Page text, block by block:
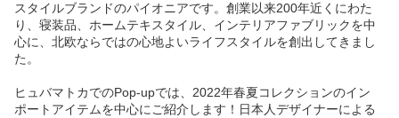
スタイルブランドのパイオニアです。創業以来200年近くにわた
り、寝装品、ホームテキスタイル、インテリアファブリックを中
心に、北欧ならではの心地よいライフスタイルを創出してきまし
た。
ヒュバマトカでのPop-upでは、2022年春夏コレクションのイン
ポートアイテムを中心にご紹介します！日本人デザイナーによる